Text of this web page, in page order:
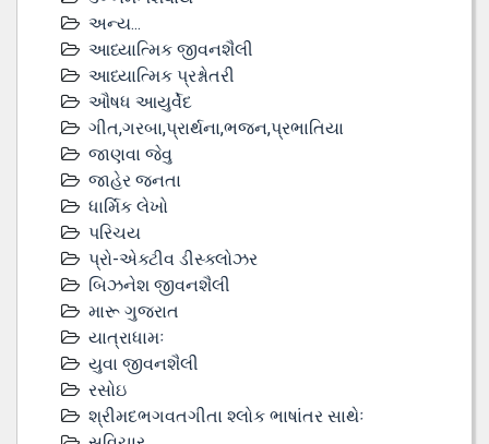
અન્ય...
આધ્યાત્મિક જીવનશૈલી
આધ્યાત્મિક પ્રશ્નોતરી
ઔષધ આયુર્વેદ
ગીત,ગરબા,પ્રાર્થના,ભજન,પ્રભાતિયા
જાણવા જેવુ
જાહેર જનતા
ધાર્મિક લેખો
પરિચય
પ્રો-એક્ટીવ ડીસ્‍ક્લોઝર
બિઝનેશ જીવનશૈલી
મારૂ ગુજરાત
યાત્રાધામઃ
યુવા જીવનશૈલી
રસોઇ
શ્રીમદભગવતગીતા શ્લોક ભાષાંતર સાથેઃ